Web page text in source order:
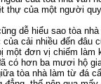
thự của một người
dễ hiểu sao tòa
cải nhiều đến đâu
một đơn vị chiếm làm
có hơn ba mươi hộ
tòa nhà làm từ đá